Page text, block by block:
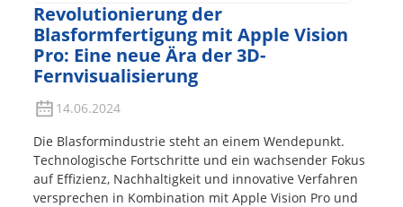
Revolutionierung der
Blasformfertigung mit Apple Vision
Pro: Eine neue Ära der 3D-
Fernvisualisierung
14.06.2024
Die Blasformindustrie steht an einem Wendepunkt.
Technologische Fortschritte und ein wachsender Fokus
auf Effizienz, Nachhaltigkeit und innovative Verfahren
versprechen in Kombination mit Apple Vision Pro und